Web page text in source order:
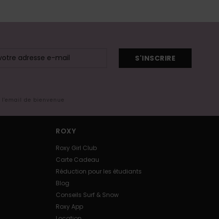
S'INSCRIRE
de bienvenue
ROXY
Roxy Girl Club
Carte Cadeau
Réduction pour les étudiants
Blog
Conseils Surf & Snow
Roxy App